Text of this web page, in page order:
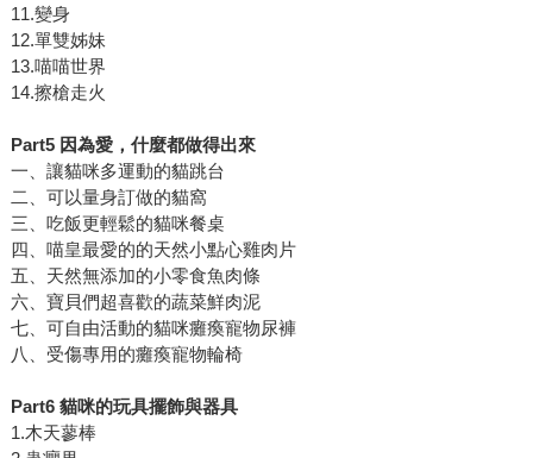
11.變身
12.單雙姊妹
13.喵喵世界
14.擦槍走火
Part5 因為愛，什麼都做得出來
一、讓貓咪多運動的貓跳台
二、可以量身訂做的貓窩
三、吃飯更輕鬆的貓咪餐桌
四、喵皇最愛的的天然小點心雞肉片
五、天然無添加的小零食魚肉條
六、寶貝們超喜歡的蔬菜鮮肉泥
七、可自由活動的貓咪癱瘓寵物尿褲
八、受傷專用的癱瘓寵物輪椅
Part6 貓咪的玩具擺飾與器具
1.木天蓼棒